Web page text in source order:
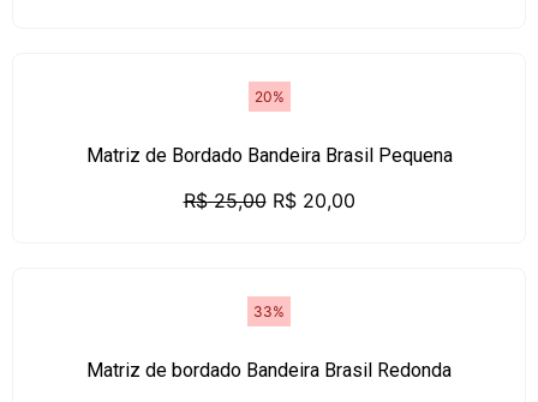
20%
Matriz de Bordado Bandeira Brasil Pequena
R$25,00 R$20,00
33%
Matriz de bordado Bandeira Brasil Redonda